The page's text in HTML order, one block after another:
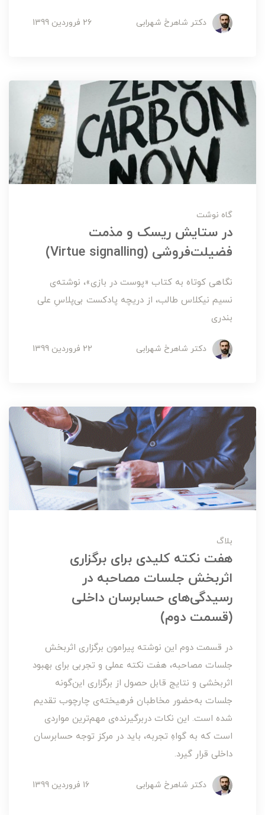
دکتر شاهرخ شهرابی 26 فروردین 1399
گاه نوشت
در ستایش ریسک و مذمت
فضیلت‌فروشی (Virtue signalling)
نگاهی کوتاه به کتاب «پوست در بازی»، نوشته‌ی
نسیم نیکلاس طالب، از دریچه پادکست بی‌پلاسِ علی
بندری
دکتر شاهرخ شهرابی 22 فروردین 1399
بلاگ
هفت نکته کلیدی برای برگزاری
اثربخش جلسات مصاحبه در
رسیدگی‌های حسابرسان داخلی
(قسمت دوم)
در قسمت دوم این نوشته پیرامون برگزاری اثربخش
جلسات مصاحبه، هفت نکته عملی و تجربی برای بهبود
اثربخشی و نتایج قابل حصول از برگزاری این‌گونه
جلسات به‌حضور مخاطبان فرهیخته‌ی چارچوب تقدیم
شده است. این نکات دربرگیرنده‌ی مهم‌ترین مواردی
است که به گواهِ تجربه، باید در مرکز توجه حسابرسان
داخلی قرار گیرد.
دکتر شاهرخ شهرابی 16 فروردین 1399